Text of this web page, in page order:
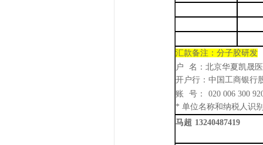
汇款备注 ： 分子胶研发
户
名：北京华夏凯晟
开户行：中国工商银行
账
号：
020 006 300
* 单位名称和纳税人识
马超 13240487419